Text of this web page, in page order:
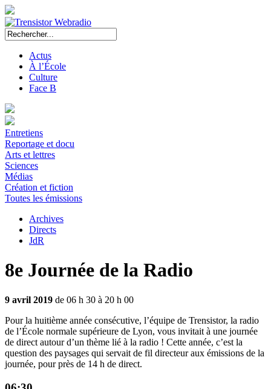
Actus
À l’École
Culture
Face B
Entretiens
Reportage et docu
Arts et lettres
Sciences
Médias
Création et fiction
Toutes les émissions
Archives
Directs
JdR
8e Journée de la Radio
9 avril 2019 de 06 h 30 à 20 h 00
Pour la huitième année consécutive, l’équipe de Trensistor, la radio
de l’École normale supérieure de Lyon, vous invitait à une journée
de direct autour d’un thème lié à la radio ! Cette année, c’est la
question des paysages qui servait de fil directeur aux émissions de la
journée, pour près de 14 h de direct.